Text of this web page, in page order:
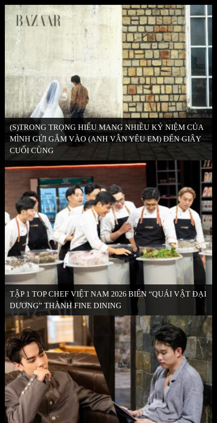
(S)TRONG TRỌNG HIẾU MANG NHIỀU KỶ NIỆM CỦA
MÌNH GỬI GẮM VÀO (ANH VẪN YÊU EM) ĐẾN GIÂY
CUỐI CÙNG
TẬP 1 TOP CHEF VIỆT NAM 2026 BIẾN “QUÁI VẬT ĐẠI
DƯƠNG” THÀNH FINE DINING